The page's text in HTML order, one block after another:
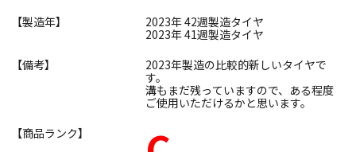
【製造年】
2023年 42週製造タイヤ
2023年 41週製造タイヤ
【備考】
2023年製造の比較的新しいタイヤで
す。
溝もまだ残っていますので、ある程度
ご使用いただけるかと思います。
【商品ランク】